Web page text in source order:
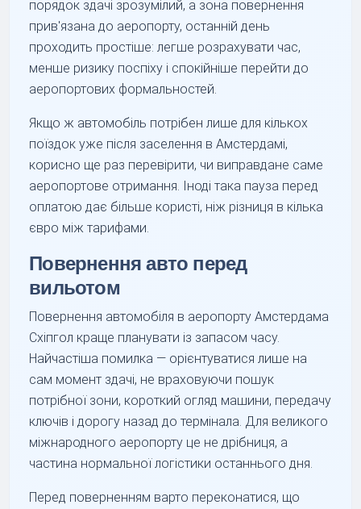
порядок здачі зрозумілий, а зона повернення
прив'язана до аеропорту, останній день
проходить простіше: легше розрахувати час,
менше ризику поспіху і спокійніше перейти до
аеропортових формальностей.
Якщо ж автомобіль потрібен лише для кількох
поїздок уже після заселення в Амстердамі,
корисно ще раз перевірити, чи виправдане саме
аеропортове отримання. Іноді така пауза перед
оплатою дає більше користі, ніж різниця в кілька
євро між тарифами.
Повернення авто перед
вильотом
Повернення автомобіля в аеропорту Амстердама
Схіпгол краще планувати із запасом часу.
Найчастіша помилка — орієнтуватися лише на
сам момент здачі, не враховуючи пошук
потрібної зони, короткий огляд машини, передачу
ключів і дорогу назад до термінала. Для великого
міжнародного аеропорту це не дрібниця, а
частина нормальної логістики останнього дня.
Перед поверненням варто переконатися, що